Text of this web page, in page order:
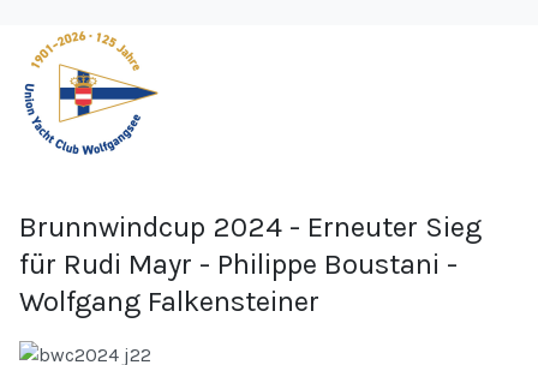
Brunnwindcup 2024 - Erneuter Sieg
für Rudi Mayr - Philippe Boustani -
Wolfgang Falkensteiner